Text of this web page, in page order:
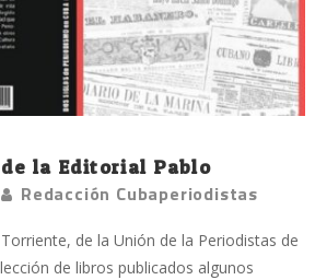
la Editorial Pablo
Redacción Cubaperiodistas
de la Unión de la Periodistas de
de libros publicados algunos